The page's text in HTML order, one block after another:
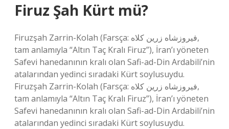
Firuz Şah Kürt mü?
Firuzşah Zarrin-Kolah (Farsça: فیروزشاه زرین کلاه‎,
tam anlamıyla “Altın Taç Kralı Firuz”), İran’ı yöneten
Safevi hanedanının kralı olan Safi-ad-Din Ardabili’nin
atalarından yedinci sıradaki Kürt soylusuydu.
Firuzşah Zarrin-Kolah (Farsça: فیروزشاه زرین کلاه‎,
tam anlamıyla “Altın Taç Kralı Firuz”), İran’ı yöneten
Safevi hanedanının kralı olan Safi-ad-Din Ardabili’nin
atalarından yedinci sıradaki Kürt soylusuydu.